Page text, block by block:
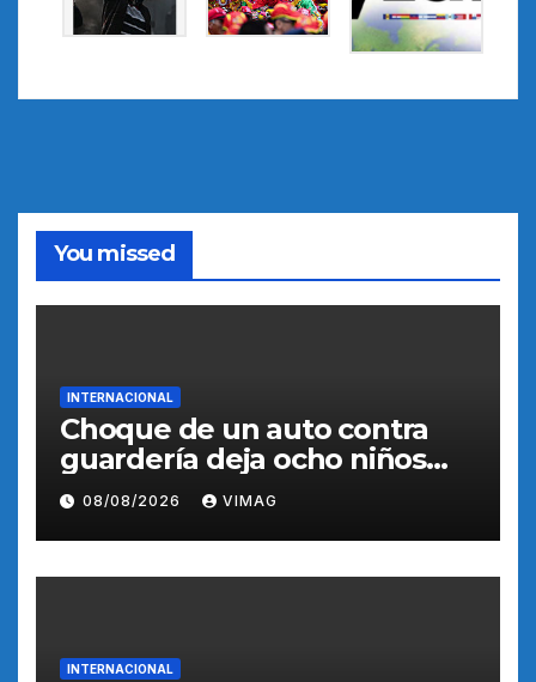
You missed
INTERNACIONAL
Choque de un auto contra
guardería deja ocho niños
heridos en California, según
medios
08/08/2026 VIMAG
INTERNACIONAL